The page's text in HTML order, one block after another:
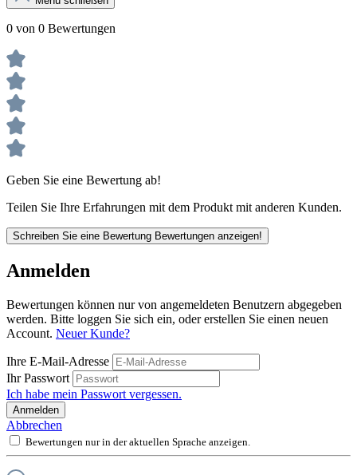
0 von 0 Bewertungen
Geben Sie eine Bewertung ab!
Teilen Sie Ihre Erfahrungen mit dem Produkt mit anderen Kunden.
Schreiben Sie eine Bewertung Bewertungen anzeigen!
Anmelden
Bewertungen können nur von angemeldeten Benutzern abgegeben
werden. Bitte loggen Sie sich ein, oder erstellen Sie einen neuen
Account. Neuer Kunde?
Ihre E-Mail-Adresse
Ihr Passwort
Ich habe mein Passwort vergessen.
Anmelden
Abbrechen
Bewertungen nur in der aktuellen Sprache anzeigen.